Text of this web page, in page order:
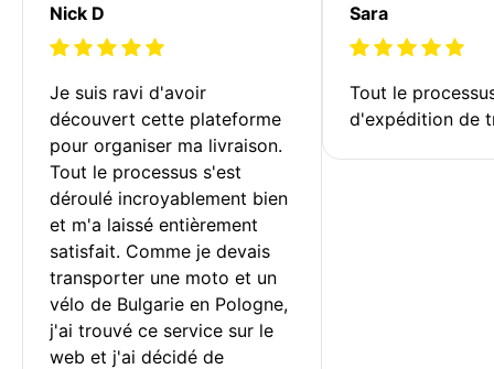
Nick D
Je suis ravi d'avoir
découvert cette plateforme
pour organiser ma livraison.
Tout le processus s'est
déroulé incroyablement bien
et m'a laissé entièrement
satisfait. Comme je devais
transporter une moto et un
vélo de Bulgarie en Pologne,
j'ai trouvé ce service sur le
web et j'ai décidé de
Sara
Tout le
d'expédition de